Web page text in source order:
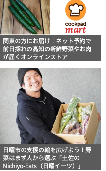
関東の方にお届け！ネット予約で
前日採れの高知の新鮮野菜やお肉
が届くオンラインストア
日曜市の支援の輪を広げよう！野
菜はまず人から選ぶ「土佐の
Nichiyo-Eats（日曜イーツ）」